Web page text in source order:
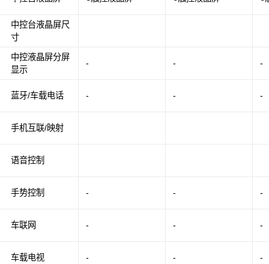
中控台液晶屏尺
寸
中控液晶屏分屏
显示
蓝牙/车载电话
手机互联/映射
语音控制
手势控制
车联网
车载电视
- - -
- - -
- - -
- - -
- - -